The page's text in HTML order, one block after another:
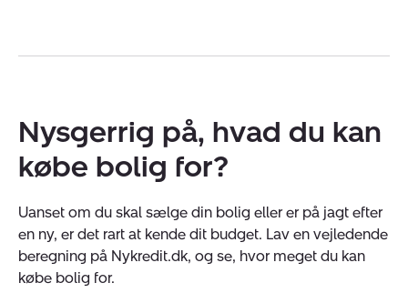
Nysgerrig på, hvad du kan
købe bolig for?
Uanset om du skal sælge din bolig eller er på jagt efter
en ny, er det rart at kende dit budget. Lav en vejledende
beregning på Nykredit.dk, og se, hvor meget du kan
købe bolig for.